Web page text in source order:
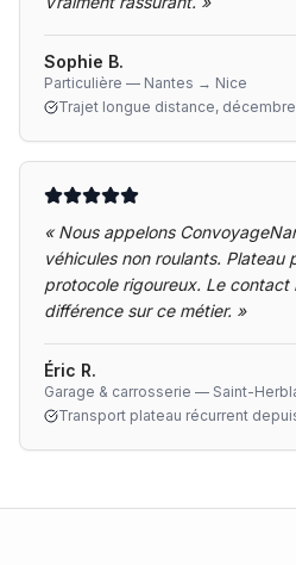
Sophie B.
Particulière — Nantes → Nice
Trajet longue distance,
« Nous appelons
véhicules non roulants. Plateau
protocole rigoureux. Le contact
différence sur ce métier. »
Éric R.
Garage & carrosserie — Saint-
Transport plateau récurrent